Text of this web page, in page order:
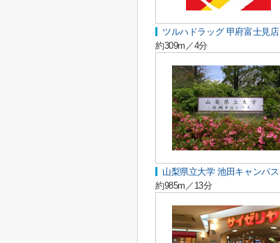
ツルハドラッグ 甲府富士見店
約309m／4分
山梨県立大学 池田キャンパス
約985m／13分